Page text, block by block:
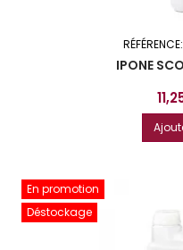
RÉFÉRENCE:
IPONE
Prix
En promotion
Déstockage